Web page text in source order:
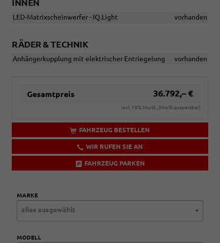
INNEN
LED-Matrixscheinwerfer - IQ.Light vorhanden
RÄDER & TECHNIK
Anhängerkupplung mit elektrischer Entriegelung vorhanden
Gesamtpreis 36.792,– €
incl. 19% MwSt., (MwSt ausweisbar)
FAHRZEUG BESTELLEN
WIR RUFEN SIE AN
FAHRZEUG PARKEN
MARKE
alles ausgewählt
MODELL